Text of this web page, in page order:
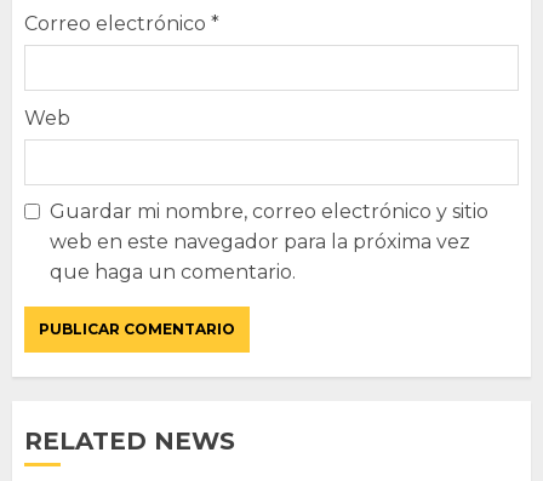
Correo electrónico *
Web
Guardar mi nombre, correo electrónico y sitio
web en este navegador para la próxima vez
que haga un comentario.
RELATED NEWS